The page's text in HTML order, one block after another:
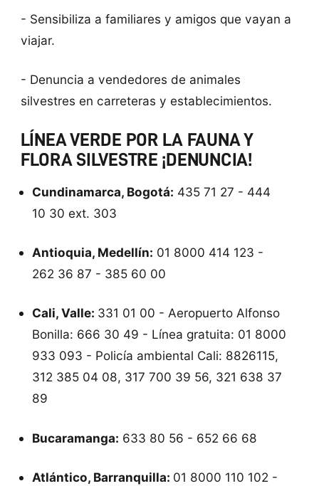
- Sensibiliza a familiares y amigos que vayan a
viajar.
- Denuncia a vendedores de animales
silvestres en carreteras y establecimientos.
LÍNEA VERDE POR LA FAUNA Y
FLORA SILVESTRE ¡DENUNCIA!
Cundinamarca, Bogotá: 435 71 27 - 444
10 30 ext. 303
Antioquia, Medellín: 01 8000 414 123 -
262 36 87 - 385 60 00
Cali, Valle: 331 01 00 - Aeropuerto Alfonso
Bonilla: 666 30 49 - Línea gratuita: 01 8000
933 093 - Policía ambiental Cali: 8826115,
312 385 04 08, 317 700 39 56, 321 638 37
89
Bucaramanga: 633 80 56 - 652 66 68
Atlántico, Barranquilla: 01 8000 110 102 -